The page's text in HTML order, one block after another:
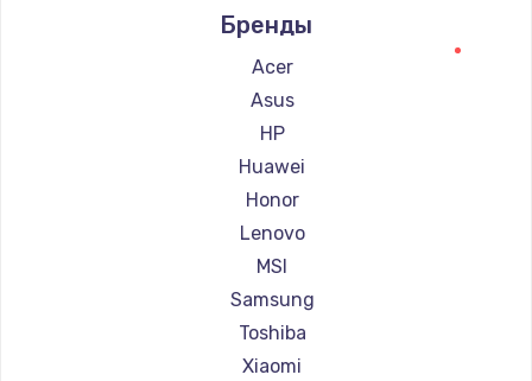
Ремонт ноутбуков Alienware
Ремонт ноутбуков Aquarius
Ремонт ноутбуков Gigabyte
Ремонт ноутбуков Aorus
Ремонт ноутбуков Maibenben
Ремонт ноутбуков Getac
Ремонт ноутбуков Epson
Ремонт ноутбуков Philips
Ремонт ноутбуков LG
Ремонт ноутбуков Panasonic
Ремонт ноутбуков Irbis
Бренды
Acer
Asus
HP
Huawei
Honor
Lenovo
MSI
Samsung
Toshiba
Xiaomi